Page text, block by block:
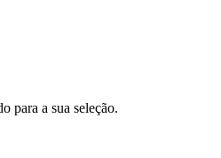
para a sua seleção.